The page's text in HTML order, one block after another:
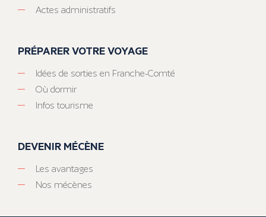
Actes administratifs
PRÉPARER VOTRE VOYAGE
Idées de sorties en Franche-Comté
Où dormir
Infos tourisme
DEVENIR MÉCÈNE
Les avantages
Nos mécènes